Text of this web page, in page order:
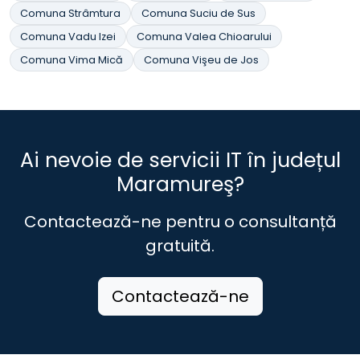
Comuna Strâmtura
Comuna Suciu de Sus
Comuna Vadu Izei
Comuna Valea Chioarului
Comuna Vima Mică
Comuna Vişeu de Jos
Ai nevoie de servicii IT în județul
Maramureş?
Contactează-ne pentru o consultanță
gratuită.
Contactează-ne